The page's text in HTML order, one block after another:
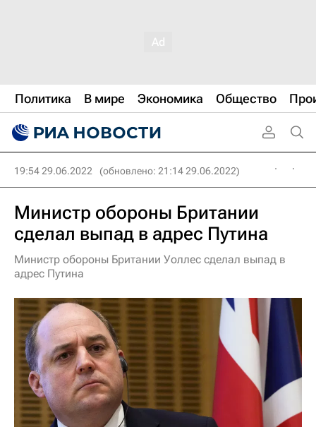
Политика В мире Экономика Общество
19:54 29.06.2022 (обновлено: 21:14 29.06.2022)
Министр обороны Британии
сделал выпад в адрес Путина
Министр обороны Британии Уоллес сделал выпад в
адрес Путина